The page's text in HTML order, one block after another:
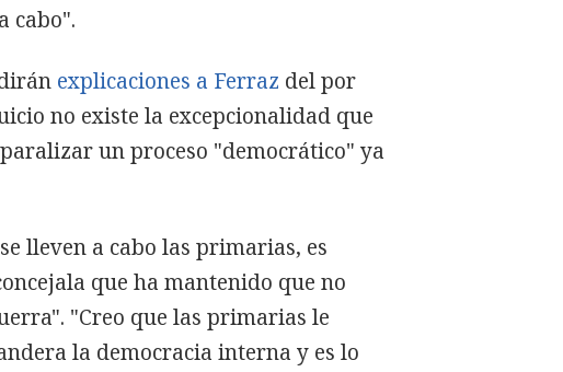
cabo".
explicaciones a Ferraz del por
no existe la excepcionalidad que
un proceso "democrático" ya
lleven a cabo las primarias, es
que ha mantenido que no
"Creo que las primarias le
la democracia interna y es lo